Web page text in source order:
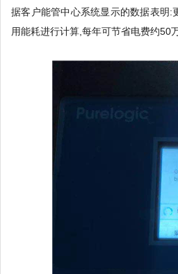
据客户能管中心系统显示的数据表明:
用能耗进行计算,每年可节省电费约50